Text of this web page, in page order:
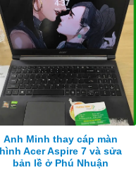
Anh Minh thay cáp màn
hình Acer Aspire 7 và sửa
bản lề ở Phú Nhuận